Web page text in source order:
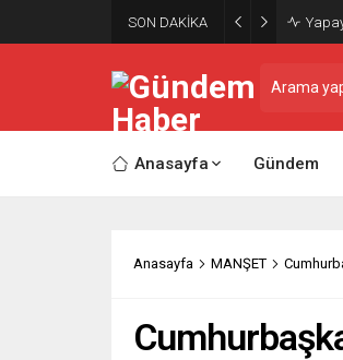
SON DAKİKA
Anasayfa Gündem
Anasayfa MANŞET